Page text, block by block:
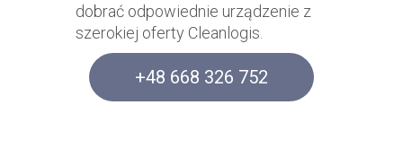
dobrać odpowiednie urządzenie z
szerokiej oferty Cleanlogis.
+48 668 326 752